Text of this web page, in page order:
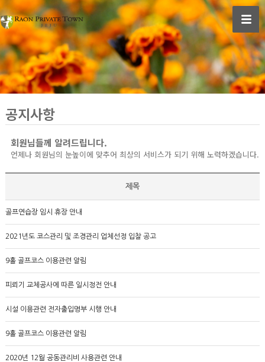
공지사항
회원님들께 알려드립니다.
언제나 회원님의 눈높이에 맞추어 최상의 서비스가 되기 위해 노력하겠습니다.
제목
골프연습장 임시 휴장 안내
2021년도 코스관리 및 조경관리 업체선정 입찰 공고
9홀 골프코스 이용관련 알림
피뢰기 교체공사에 따른 일시정전 안내
시설 이용관련 전자출입명부 시행 안내
9홀 골프코스 이용관련 알림
2020년 12월 공동관리비 사용관련 안내